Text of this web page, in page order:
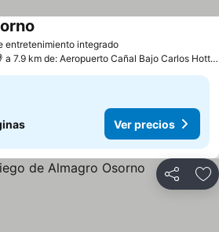
entretenimiento integrado
a 7.9 km de: Aeropuerto Cañal Bajo Carlos Hott Siebert
Ver precios
Compartir